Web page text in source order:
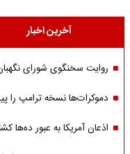
آخرین اخبار
روایت سخنگوی شورای
دموکرات‌ها نسخه ترامپ را
اذعان آمریکا به عبور ده‌ها